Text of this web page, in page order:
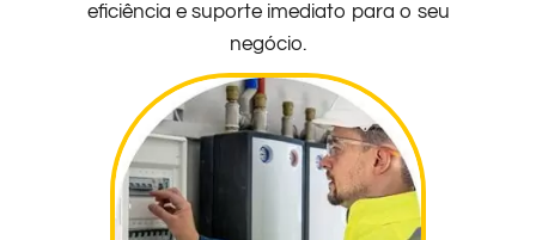
eficiência e suporte imediato para o seu
negócio.